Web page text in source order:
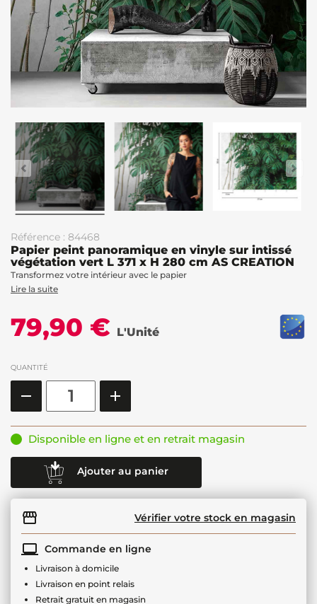
Référence : 84468
Papier peint panoramique en vinyle sur intissé
végétation vert L 371 x H 280 cm AS CREATION
Transformez votre intérieur avec le papier
Lire la suite
79,90 € L'Unité
QUANTITÉ
Disponible en ligne et en retrait magasin
Ajouter au panier
Vérifier votre stock en magasin
Commande en ligne
Livraison à domicile
Livraison en point relais
Retrait gratuit en magasin